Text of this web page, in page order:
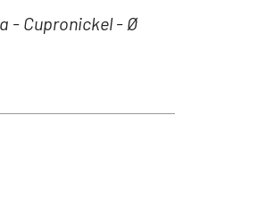
- Cupronickel - Ø